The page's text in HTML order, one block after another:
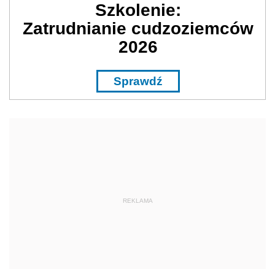
Szkolenie:
Zatrudnianie cudzoziemców
2026
Sprawdź
REKLAMA